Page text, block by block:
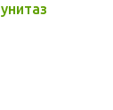
унитаз